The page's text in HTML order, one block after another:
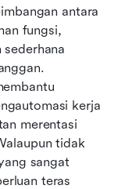
antara
fungsi,
kerja
merentasi
tidak
sangat
teras